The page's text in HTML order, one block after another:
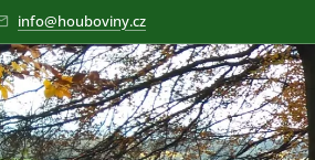
info@houboviny.cz